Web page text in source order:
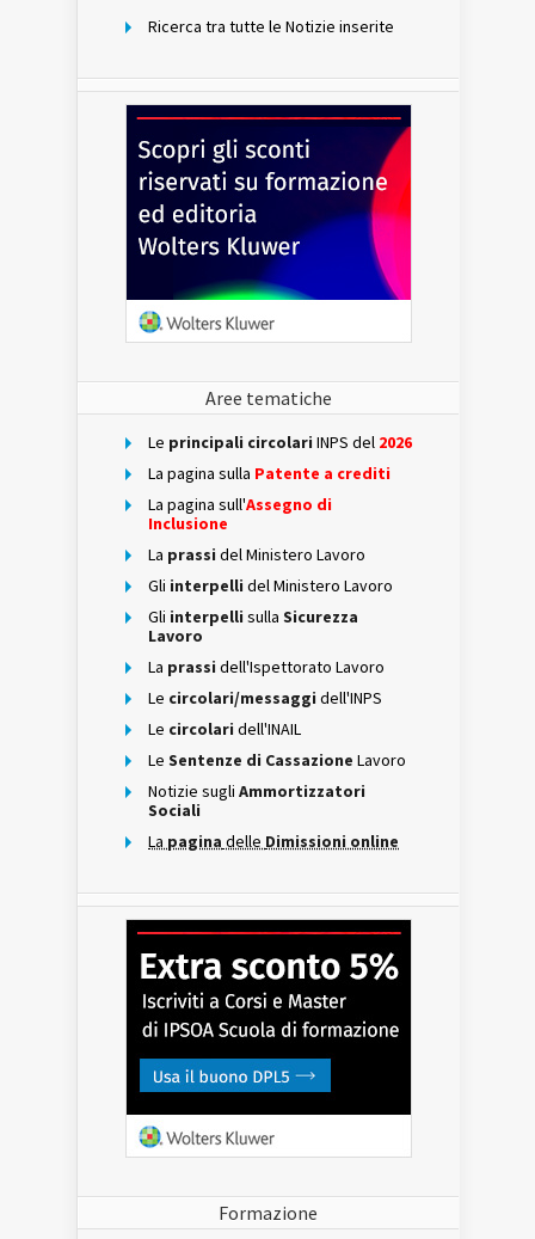
Ricerca tra tutte le Notizie inserite
Aree tematiche
Le principali circolari INPS del 2026
La pagina sulla Patente a crediti
La pagina sull'Assegno di
Inclusione
La prassi del Ministero Lavoro
Gli interpelli del Ministero Lavoro
Gli interpelli sulla Sicurezza
Lavoro
La prassi dell'Ispettorato Lavoro
Le circolari/messaggi dell'INPS
Le circolari dell'INAIL
Le Sentenze di Cassazione Lavoro
Notizie sugli Ammortizzatori
Sociali
La pagina delle Dimissioni online
Formazione